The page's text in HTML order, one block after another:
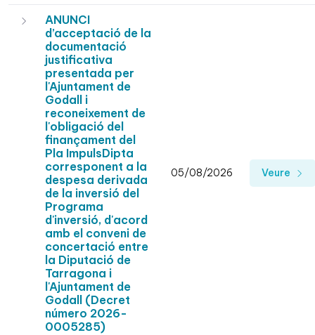
ANUNCI
d’acceptació de la
documentació
justificativa
presentada per
l'Ajuntament de
Godall i
reconeixement de
l'obligació del
finançament del
Pla ImpulsDipta
corresponent a la
despesa derivada
de la inversió del
Programa
d'inversió, d'acord
amb el conveni de
concertació entre
la Diputació de
Tarragona i
l'Ajuntament de
Godall (Decret
número 2026-
0005285)
05/08/2026 Veure